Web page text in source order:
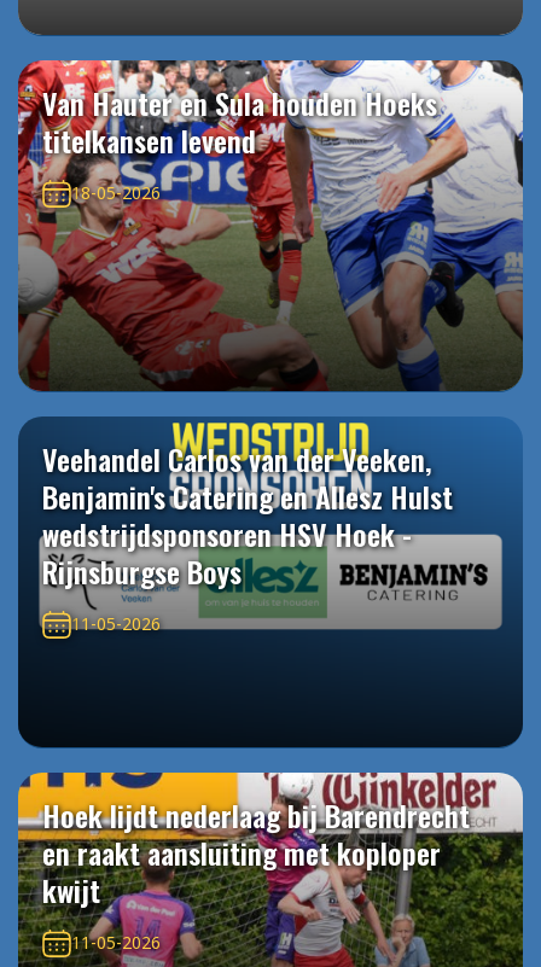
Van Hauter en Sula houden Hoeks
titelkansen levend
18-05-2026
Veehandel Carlos van der Veeken,
Benjamin's Catering en Allesz Hulst
wedstrijdsponsoren HSV Hoek -
Rijnsburgse Boys
11-05-2026
Hoek lijdt nederlaag bij Barendrecht
en raakt aansluiting met koploper
kwijt
11-05-2026